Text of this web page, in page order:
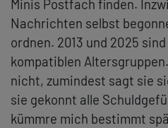
Minis Postfach finden.
Nachrichten selbst
ordnen. 2013 und 2025
kompatiblen
nicht, zumindest sagt sie
sie gekonnt alle
kümmre mich bestimmt